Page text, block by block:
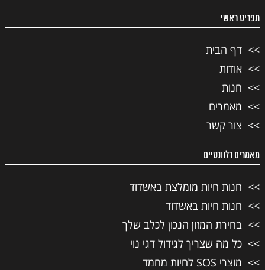
תפריט ראשי
דף הבית
אודות
חנות
מאמרים
צור קשר
מאמרים רלוונטיים
חנות חיות מומלצת באשדוד
חנות חיות באשדוד
בחירת המזון הנכון לכלב שלך
כל מה שצריך לגידול דגי נוי
מוצרי SOS לחיות מחמד